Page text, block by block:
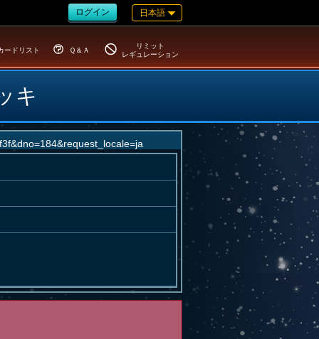
ログイン 日本語
ードリスト Ｑ＆Ａ
リミット
レギュレーション
キ